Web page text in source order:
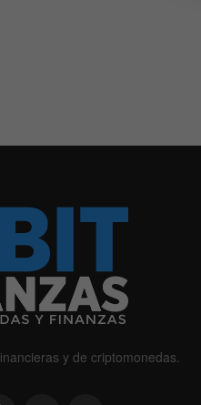
y de criptomonedas.